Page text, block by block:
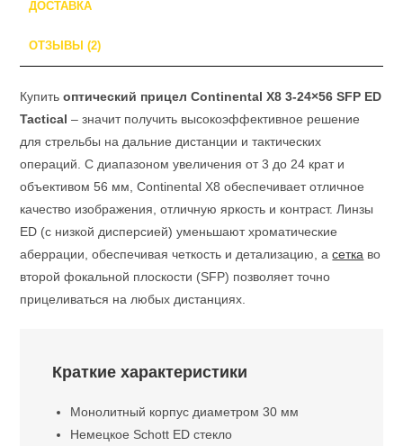
SCOL-
ДОСТАВКА
ОТЗЫВЫ (2)
Купитьоптический прицел Continental X8 3-24×56 SFP ED
Tactical – значит получить высокоэффективное решение
для стрельбы на дальние дистанции и тактических
операций. С диапазоном увеличения от 3 до 24 крат и
объективом 56 мм, Continental X8 обеспечивает отличное
качество изображения, отличную яркость и контраст. Линзы
ED (с низкой дисперсией) уменьшают хроматические
аберрации, обеспечивая четкость и детализацию, асетка во
второй фокальной плоскости (SFP) позволяет точно
прицеливаться на любых дистанциях.
Краткие характеристики
Монолитный корпус диаметром 30 мм
Немецкое Schott ED стекло